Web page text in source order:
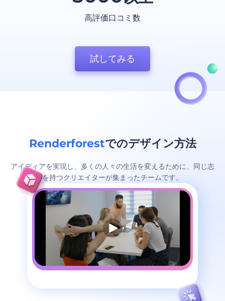
高評価口コミ数
試してみる
Renderforestでのデザイン方法
アイディアを実現し、多くの人々の生活を変えるために、同じ志
を持つクリエイターが集まったチームです。